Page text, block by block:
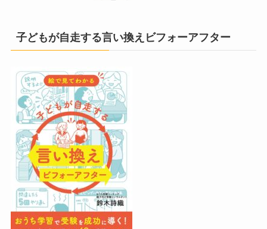
子どもが自走する言い換えビフォーアフター